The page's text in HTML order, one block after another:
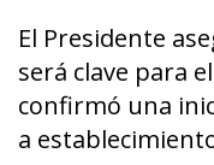
El Presidente
será clave para
confirmó una
a